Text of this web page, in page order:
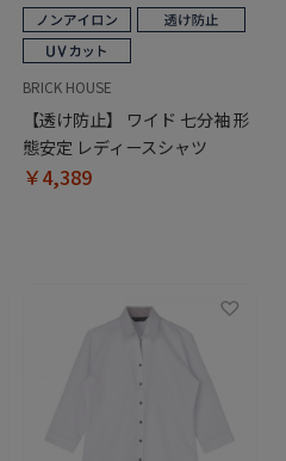
BRICK HOUSE
【透け防止】 ワイド 七分袖 形
態安定 レディースシャツ
￥4,389